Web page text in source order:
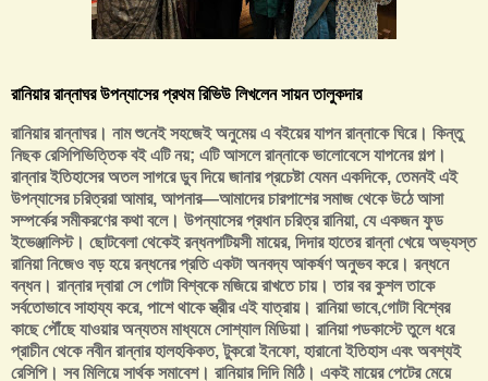
রানিয়ার রান্নাঘর উপন্যাসের প্রথম রিভিউ লিখলেন সায়ন তালুকদার
রানিয়ার রান্নাঘর। নাম শুনেই সহজেই অনুমেয় এ বইয়ের যাপন রান্নাকে ঘিরে। কিন্তু
নিছক রেসিপিভিত্তিক বই এটি নয়; এটি আসলে রান্নাকে ভালোবেসে যাপনের গল্প।
রান্নার ইতিহাসের অতল সাগরে ডুব দিয়ে জানার প্রচেষ্টা যেমন একদিকে, তেমনই এই
উপন্যাসের চরিত্ররা আমার, আপনার—আমাদের চারপাশের সমাজ থেকে উঠে আসা
সম্পর্কের সমীকরণের কথা বলে। উপন্যাসের প্রধান চরিত্র রানিয়া, যে একজন ফুড
ইভেঞ্জালিস্ট। ছোটবেলা থেকেই রন্ধনপটিয়সী মায়ের, দিদার হাতের রান্না খেয়ে অভ্যস্ত
রানিয়া নিজেও বড় হয়ে রন্ধনের প্রতি একটা অনবদ্য আকর্ষণ অনুভব করে। রন্ধনে
বন্ধন। রান্নার দ্বারা সে গোটা বিশ্বকে মজিয়ে রাখতে চায়। তার বর কুশল তাকে
সর্বতোভাবে সাহায্য করে, পাশে থাকে স্ত্রীর এই যাত্রায়। রানিয়া ভাবে,গোটা বিশ্বের
কাছে পৌঁছে যাওয়ার অন্যতম মাধ্যমে সোশ্যাল মিডিয়া। রানিয়া পডকাস্টে তুলে ধরে
প্রাচীন থেকে নবীন রান্নার হালহকিকত, টুকরো ইনফো, হারানো ইতিহাস এবং অবশ্যই
রেসিপি। সব মিলিয়ে সার্থক সমাবেশ। রানিয়ার দিদি মিঠি। একই মায়ের পেটের মেয়ে